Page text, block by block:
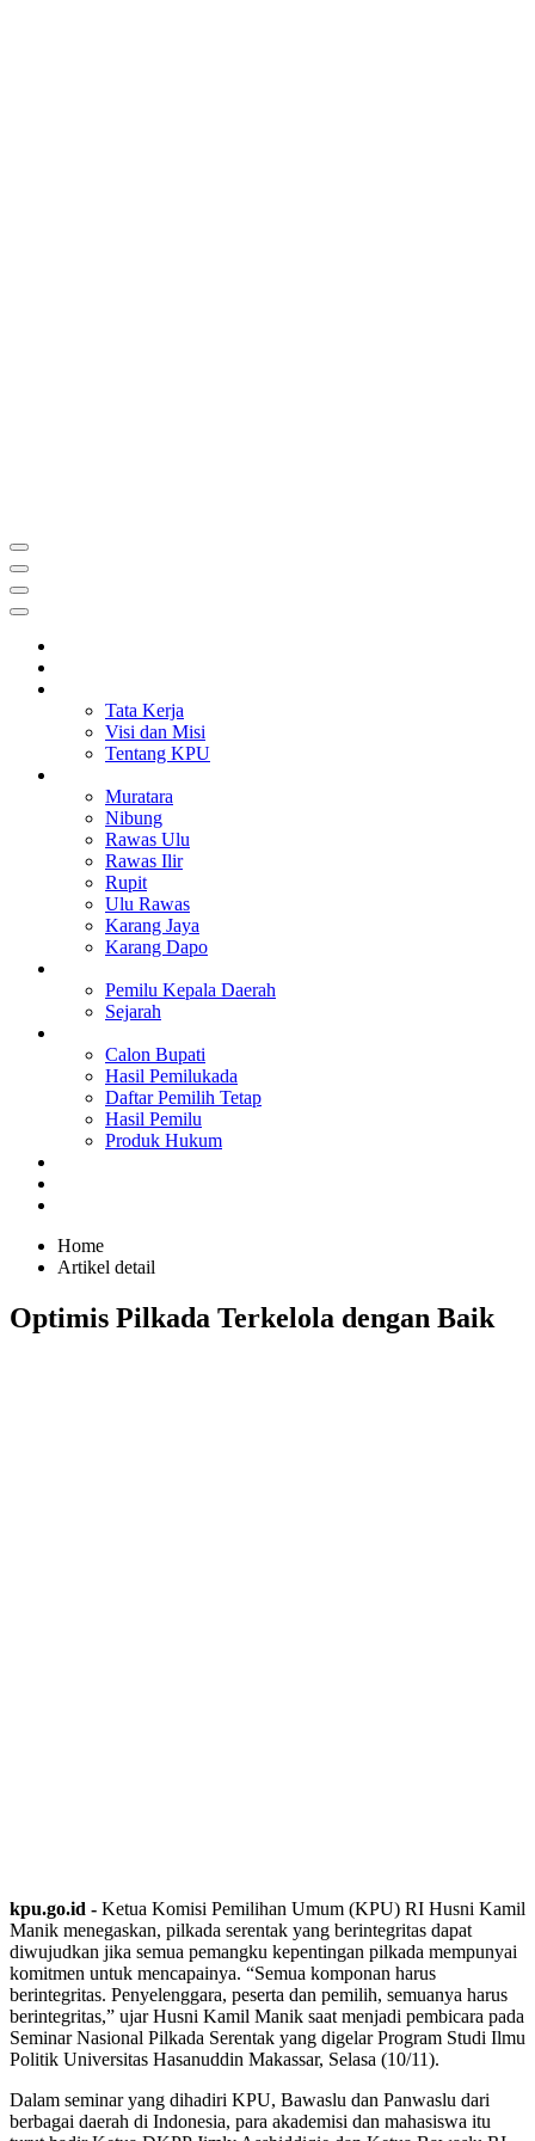
Tata Kerja
Visi dan Misi
Tentang KPU
Muratara
Nibung
Rawas Ulu
Rawas Ilir
Rupit
Ulu Rawas
Karang Jaya
Karang Dapo
Pemilu Kepala Daerah
Sejarah
Calon Bupati
Hasil Pemilukada
Daftar Pemilih Tetap
Hasil Pemilu
Produk Hukum
Home
Artikel detail
Optimis Pilkada Terkelola dengan Baik
kpu.go.id - Ketua Komisi Pemilihan Umum (KPU) RI Husni Kamil
Manik menegaskan, pilkada serentak yang berintegritas dapat
diwujudkan jika semua pemangku kepentingan pilkada mempunyai
komitmen untuk mencapainya. “Semua komponan harus
berintegritas. Penyelenggara, peserta dan pemilih, semuanya harus
berintegritas,” ujar Husni Kamil Manik saat menjadi pembicara pada
Seminar Nasional Pilkada Serentak yang digelar Program Studi Ilmu
Politik Universitas Hasanuddin Makassar, Selasa (10/11).
Dalam seminar yang dihadiri KPU, Bawaslu dan Panwaslu dari
berbagai daerah di Indonesia, para akademisi dan mahasiswa itu